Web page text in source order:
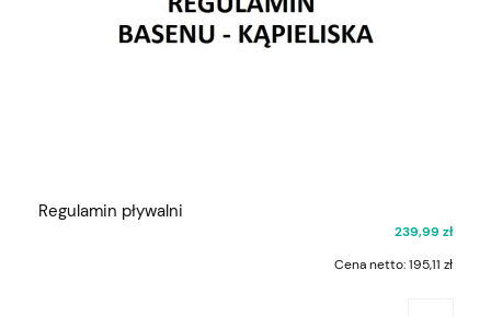
Regulamin pływalni
239,99 zł
Cena netto:195,11 zł